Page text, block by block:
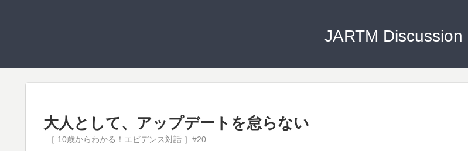
JARTM Discussion
大人として、アップデートを怠らない